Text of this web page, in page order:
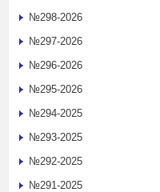
№298-2026
№297-2026
№296-2026
№295-2026
№294-2025
№293-2025
№292-2025
№291-2025